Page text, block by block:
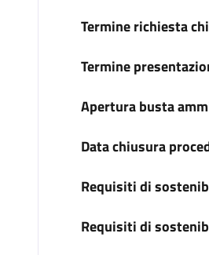
Termine richiesta
Termine
Apertura busta
Data chiusura
Requisiti di
Requisiti di